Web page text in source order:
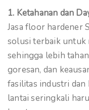
1. Ketahanan dan
Jasa floor hardener
solusi terbaik untuk
sehingga lebih
goresan, dan
fasilitas industri dan
lantai seringkali